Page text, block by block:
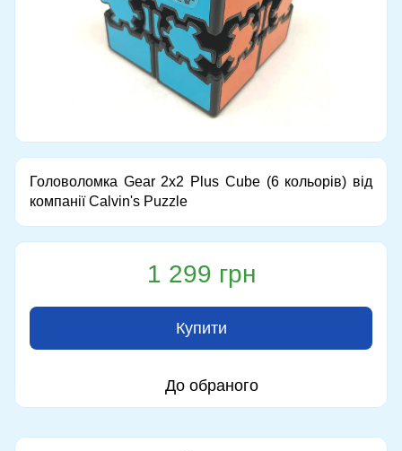
Головоломка Gear 2x2 Plus Cube (6 кольорів) від
компанії Calvin's Puzzle
1 299 грн
Купити
До обраного